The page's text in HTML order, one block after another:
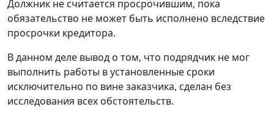
Должник не считается просрочившим, пока
обязательство не может быть исполнено вследствие
просрочки кредитора.
В данном деле вывод о том, что подрядчик не мог
выполнить работы в установленные сроки
исключительно по вине заказчика, сделан без
исследования всех обстоятельств.